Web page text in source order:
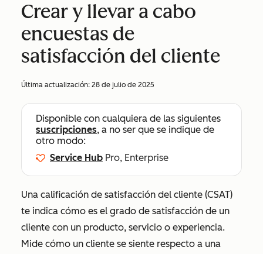
Crear y llevar a cabo
encuestas de
satisfacción del cliente
Última actualización: 28 de julio de 2025
Disponible con cualquiera de las siguientes
suscripciones, a no ser que se indique de
otro modo:
Service Hub Pro, Enterprise
Una calificación de satisfacción del cliente (CSAT)
te indica cómo es el grado de satisfacción de un
cliente con un producto, servicio o experiencia.
Mide cómo un cliente se siente respecto a una